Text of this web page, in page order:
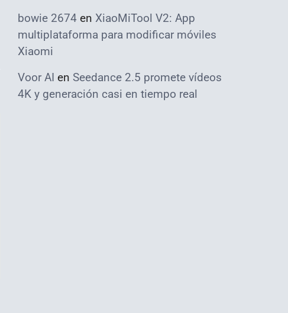
bowie 2674 en XiaoMiTool V2: App
multiplataforma para modificar móviles
Xiaomi
Voor AI en Seedance 2.5 promete vídeos
4K y generación casi en tiempo real